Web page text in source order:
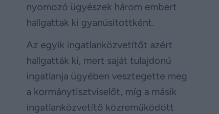
nyomozó ügyészek három embert
hallgattak ki gyanúsítottként.
Az egyik ingatlanközvetítőt azért
hallgatták ki, mert saját tulajdonú
ingatlanja ügyében vesztegette meg
a kormánytisztviselőt, míg a másik
ingatlanközvetítő közreműködött